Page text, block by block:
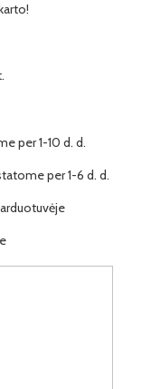
per 1-10 d. d.
per 1-6 d. d.